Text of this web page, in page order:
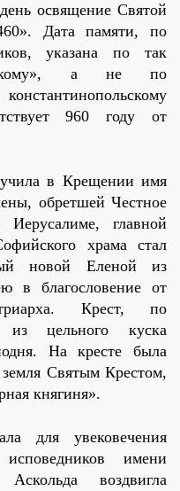
освящение Святой
Дата памяти, по
указана по так
а не по
960 году от
в Крещении имя
обретшей Честное
главной
храма стал
новой Еленой из
в благословение от
Крест, по
цельного куска
На кресте была
Святым Крестом,
княгиня».
для увековечения
имени
воздвигла